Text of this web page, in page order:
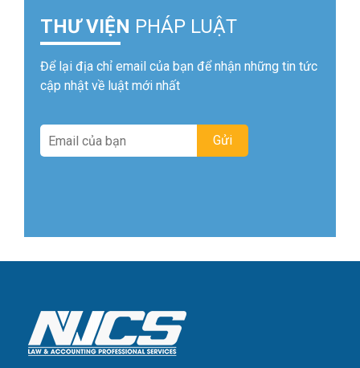
THƯ VIỆN PHÁP LUẬT
Để lại địa chỉ email của bạn để nhận những tin tức
cập nhật về luật mới nhất